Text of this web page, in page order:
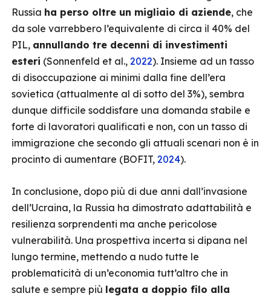
Russia ha perso oltre un migliaio di aziende, che
da sole varrebbero l’equivalente di circa il 40% del
PIL, annullando tre decenni di investimenti
esteri (Sonnenfeld et al., 2022). Insieme ad un tasso
di disoccupazione ai minimi dalla fine dell’era
sovietica (attualmente al di sotto del 3%), sembra
dunque difficile soddisfare una domanda stabile e
forte di lavoratori qualificati e non, con un tasso di
immigrazione che secondo gli attuali scenari non è in
procinto di aumentare (BOFIT, 2024).
In conclusione, dopo più di due anni dall’invasione
dell’Ucraina, la Russia ha dimostrato adattabilità e
resilienza sorprendenti ma anche pericolose
vulnerabilità. Una prospettiva incerta si dipana nel
lungo termine, mettendo a nudo tutte le
problematicità di un’economia tutt’altro che in
salute e sempre più legata a doppio filo alla